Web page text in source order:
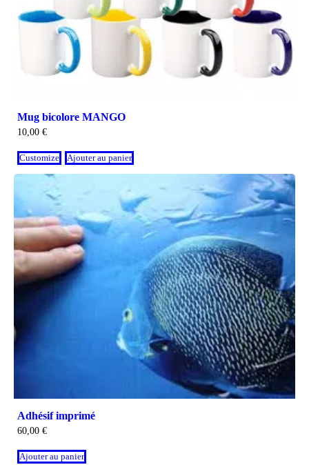
Mug bicolore MANGO
10,00 €
Customize Ajouter au panier
Adhésif imprimé
60,00 €
Ajouter au panier